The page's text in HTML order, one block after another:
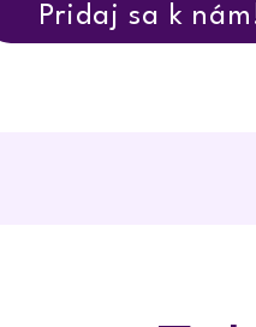
Pridaj sa k